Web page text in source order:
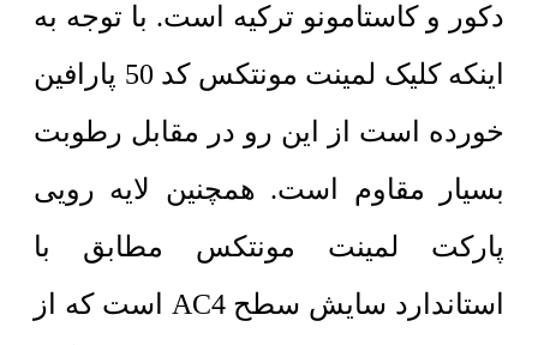
دکور و کاستامونو ترکیه است. با توجه به
اینکه کلیک لمینت مونتکس کد 50 پارافین
خورده است از این رو در مقابل رطوبت
بسیار مقاوم است. همچنین لایه رویی
پارکت لمینت مونتکس مطابق با
استاندارد سایش سطح AC4 است که از